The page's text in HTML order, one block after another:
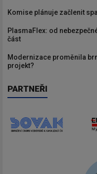
Komise plánuje začlenit
PlasmaFlex: od
část
Modernizace proměnila
projekt?
PARTNEŘI